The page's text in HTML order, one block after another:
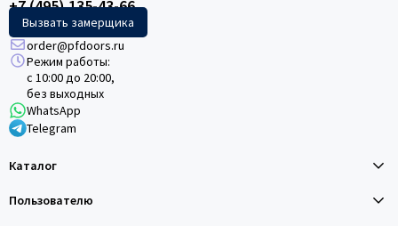
+7 (495) 135-43-66
Вызвать замерщика
order@pfdoors.ru
Режим работы:
с 10:00 до 20:00,
без выходных
WhatsApp
Telegram
Каталог
Пользователю